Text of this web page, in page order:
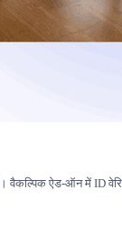
वैकल्पिक ऐड-ऑन में